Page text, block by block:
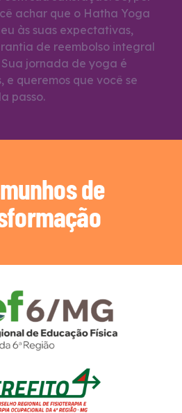
achar que o Hatha Yoga
às suas expectativas,
de reembolso integral
Sua jornada de yoga é
e queremos que você se
passo.
de